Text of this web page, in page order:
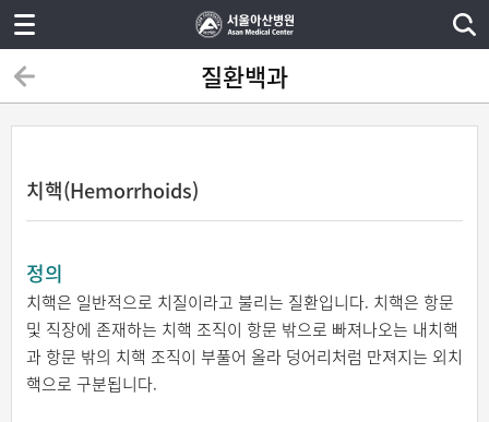
질환백과
치핵(Hemorrhoids)
정의
치핵은 일반적으로 치질이라고 불리는 질환입니다. 치핵은 항문
및 직장에 존재하는 치핵 조직이 항문 밖으로 빠져나오는 내치핵
과 항문 밖의 치핵 조직이 부풀어 올라 덩어리처럼 만져지는 외치
핵으로 구분됩니다.